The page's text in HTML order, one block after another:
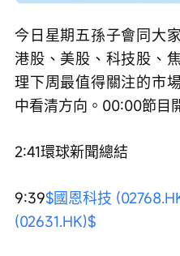
今日星期五孫子會同大
港股、美股、科技股、
理下周最值得關注的市
中看清方向。00:00節目
2:41環球新聞總結
9:39$國恩科技
(02631.HK)$